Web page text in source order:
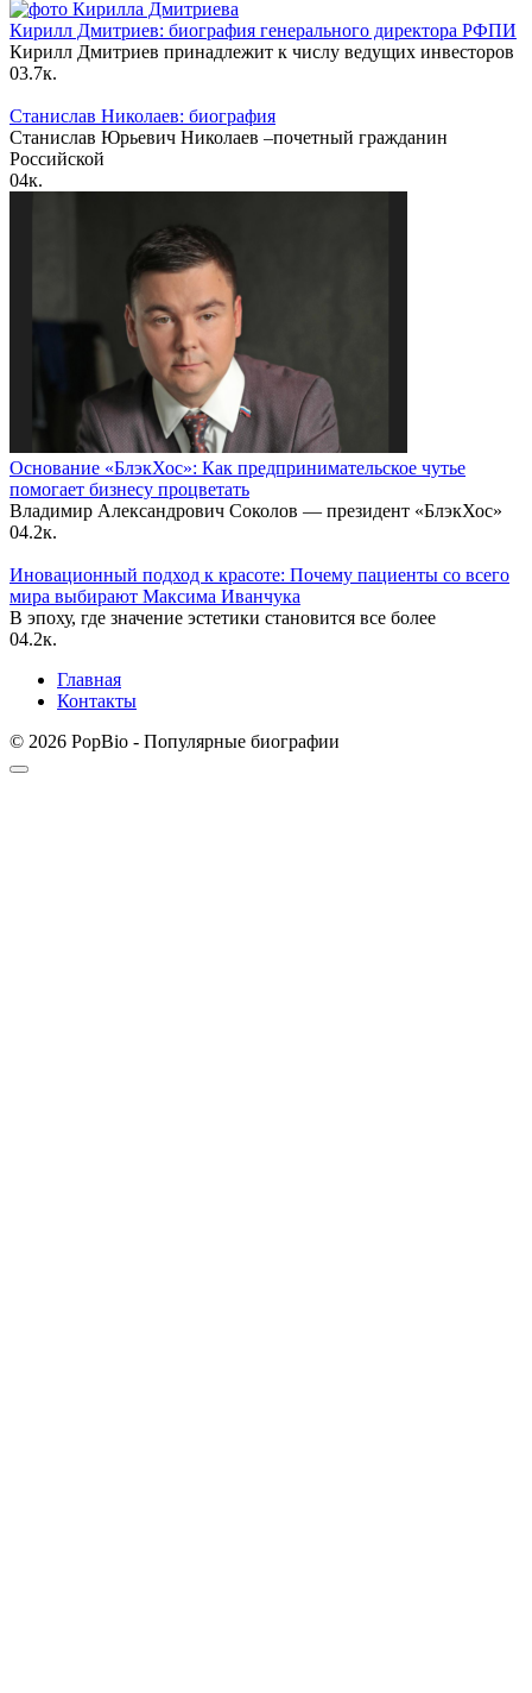
Кирилл Дмитриев: биография генерального директора РФПИ
Кирилл Дмитриев принадлежит к числу ведущих инвесторов
03.7к.
Станислав Николаев: биография
Станислав Юрьевич Николаев –почетный гражданин
Российской
04к.
Основание «БлэкХос»: Как предпринимательское чутье
помогает бизнесу процветать
Владимир Александрович Соколов — президент «БлэкХос»
04.2к.
Иновационный подход к красоте: Почему пациенты со всего
мира выбирают Максима Иванчука
В эпоху, где значение эстетики становится все более
04.2к.
Главная
Контакты
© 2026 PopBio - Популярные биографии